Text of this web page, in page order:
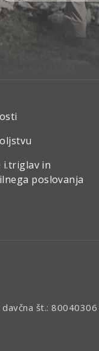
i.triglav in
poslovanja
št.: 80040306